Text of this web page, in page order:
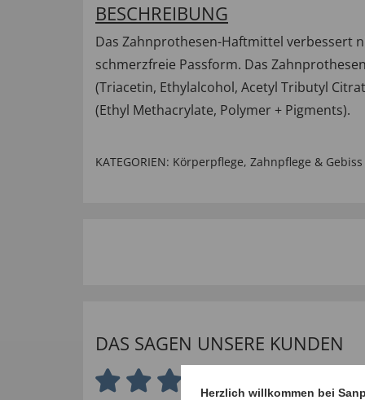
BESCHREIBUNG
Das Zahnprothesen-Haftmittel verbessert
schmerzfreie Passform. Das
(Triacetin, Ethylalcohol, Acetyl Tributyl
(Ethyl Methacrylate, Polymer + Pigments).
KATEGORIEN: Körperpflege, Zahnpflege & Gebiss
DAS SAGEN UNSERE KUNDEN
Herzlich willkommen bei